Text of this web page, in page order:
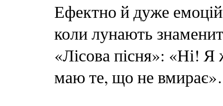
Ефектно й дуже
коли лунають
«Лісова пісня»: «Ні!
маю те, що не